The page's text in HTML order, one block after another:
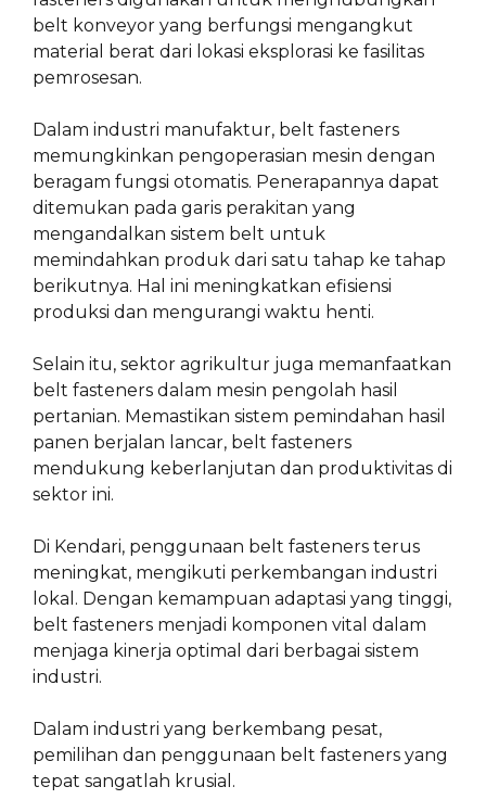
belt konveyor yang berfungsi mengangkut
material berat dari lokasi eksplorasi ke fasilitas
pemrosesan.
Dalam industri manufaktur, belt fasteners
memungkinkan pengoperasian mesin dengan
beragam fungsi otomatis. Penerapannya dapat
ditemukan pada garis perakitan yang
mengandalkan sistem belt untuk
memindahkan produk dari satu tahap ke tahap
berikutnya. Hal ini meningkatkan efisiensi
produksi dan mengurangi waktu henti.
Selain itu, sektor agrikultur juga memanfaatkan
belt fasteners dalam mesin pengolah hasil
pertanian. Memastikan sistem pemindahan hasil
panen berjalan lancar, belt fasteners
mendukung keberlanjutan dan produktivitas di
sektor ini.
Di Kendari, penggunaan belt fasteners terus
meningkat, mengikuti perkembangan industri
lokal. Dengan kemampuan adaptasi yang tinggi,
belt fasteners menjadi komponen vital dalam
menjaga kinerja optimal dari berbagai sistem
industri.
Dalam industri yang berkembang pesat,
pemilihan dan penggunaan belt fasteners yang
tepat sangatlah krusial.